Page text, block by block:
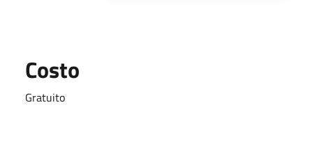
Costo
Gratuito